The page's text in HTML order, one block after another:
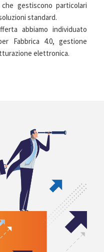
gestiscono particolari
standard.
abbiamo individuato
Fabbrica 4.0, gestione
elettronica.